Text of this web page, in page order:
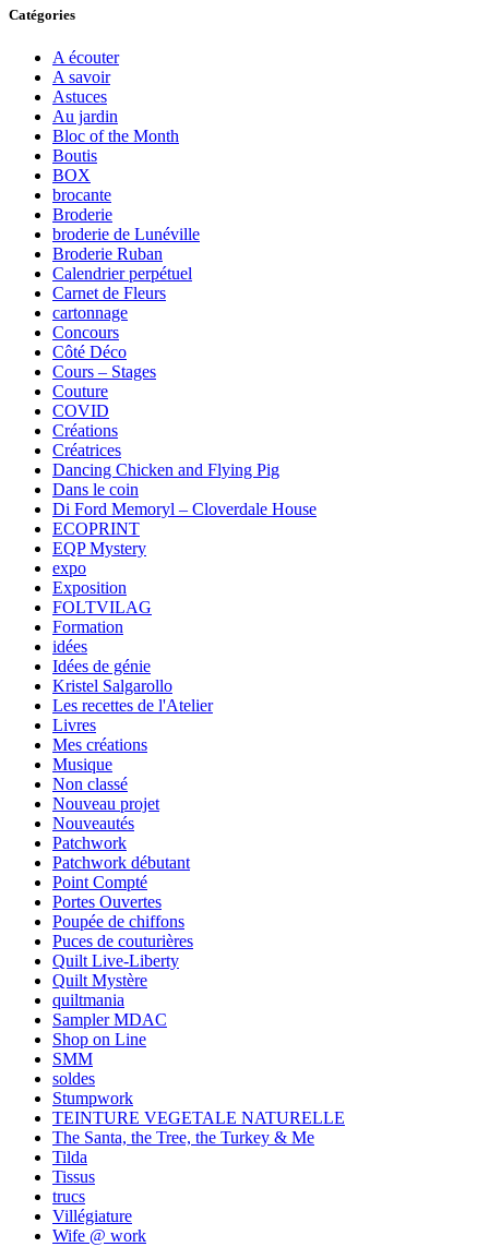
Catégories
A écouter
A savoir
Astuces
Au jardin
Bloc of the Month
Boutis
BOX
brocante
Broderie
broderie de Lunéville
Broderie Ruban
Calendrier perpétuel
Carnet de Fleurs
cartonnage
Concours
Côté Déco
Cours – Stages
Couture
COVID
Créations
Créatrices
Dancing Chicken and Flying Pig
Dans le coin
Di Ford Memoryl – Cloverdale House
ECOPRINT
EQP Mystery
expo
Exposition
FOLTVILAG
Formation
idées
Idées de génie
Kristel Salgarollo
Les recettes de l'Atelier
Livres
Mes créations
Musique
Non classé
Nouveau projet
Nouveautés
Patchwork
Patchwork débutant
Point Compté
Portes Ouvertes
Poupée de chiffons
Puces de couturières
Quilt Live-Liberty
Quilt Mystère
quiltmania
Sampler MDAC
Shop on Line
SMM
soldes
Stumpwork
TEINTURE VEGETALE NATURELLE
The Santa, the Tree, the Turkey & Me
Tilda
Tissus
trucs
Villégiature
Wife @ work